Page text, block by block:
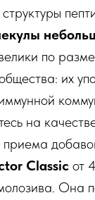
по
их
на
Classic от
Она